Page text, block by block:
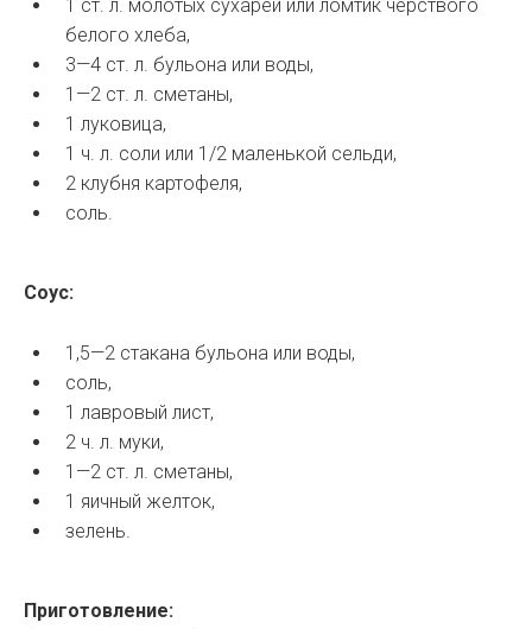
1 ст. л. молотых сухарей или ломтик черствого
белого хлеба,
3—4 ст. л. бульона или воды,
1—2 ст. л. сметаны,
1 луковица,
1 ч. л. соли или 1/2 маленькой сельди,
2 клубня картофеля,
соль.
Соус:
1,5—2 стакана бульона или воды,
соль,
1 лавровый лист,
2 ч. л. муки,
1—2 ст. л. сметаны,
1 яичный желток,
зелень.
Приготовление: